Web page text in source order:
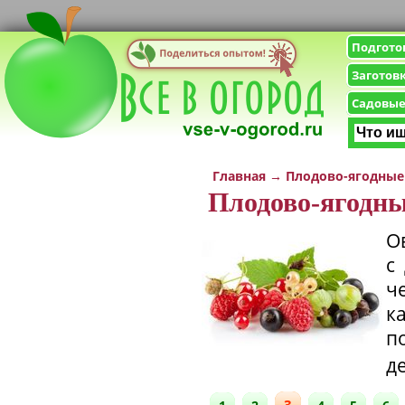
Главная → Плодово-
Плодово-
с